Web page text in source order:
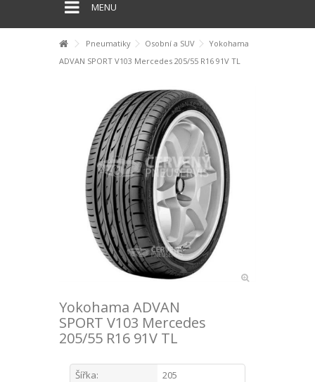
MENU
Pneumatiky Osobní a SUV
Yokohama
ADVAN SPORT V103 Mercedes 205/55 R16 91V TL
Yokohama ADVAN
SPORT V103 Mercedes
205/55 R16 91V TL
Šířka:
205